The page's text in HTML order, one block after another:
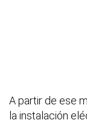
A partir de ese
la instalación